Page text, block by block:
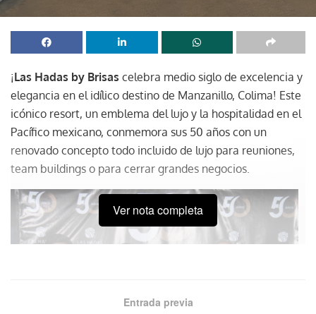
¡Las Hadas by Brisas celebra medio siglo de excelencia y
elegancia en el idílico destino de Manzanillo, Colima! Este
icónico resort, un emblema del lujo y la hospitalidad en el
Pacífico mexicano, conmemora sus 50 años con un
renovado concepto todo incluido de lujo para reuniones,
team buildings o para cerrar grandes negocios.
Ver nota completa
Entrada previa